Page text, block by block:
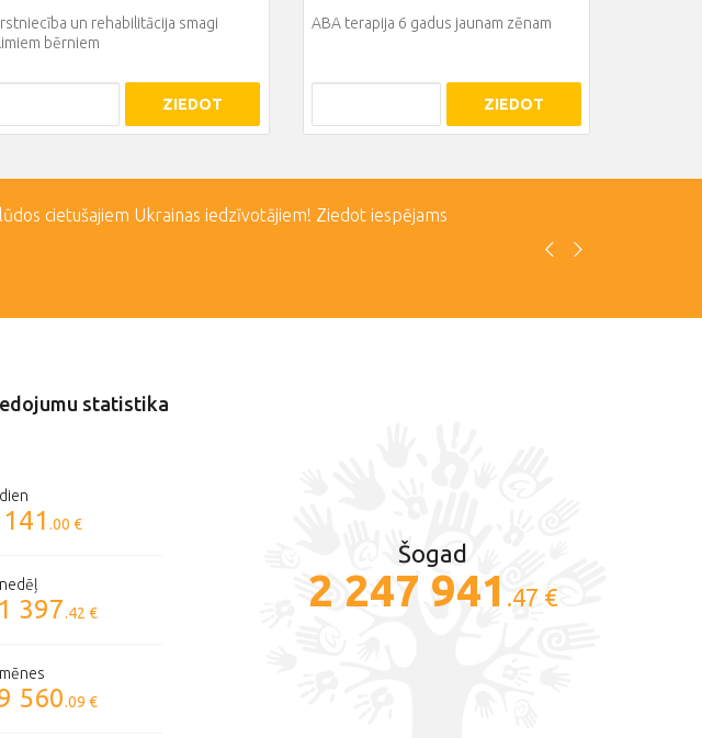
un rehabilitācija smagi
bērniem
ZIEDOT
ABA terapija 6 gadus jaunam zēnam
ZIEDOT
cietušajiem Ukrainas iedzīvotājiem! Ziedot iespējams
statistika
.00 €
397.42 €
560.09 €
Šogad
2 247 941 .47 €